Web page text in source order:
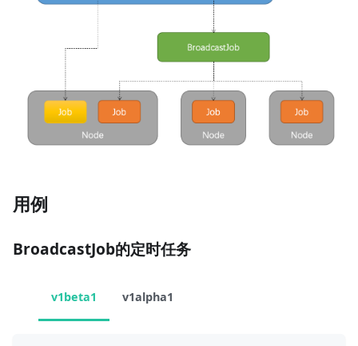
用例
BroadcastJob的定时任务
v1beta1 v1alpha1